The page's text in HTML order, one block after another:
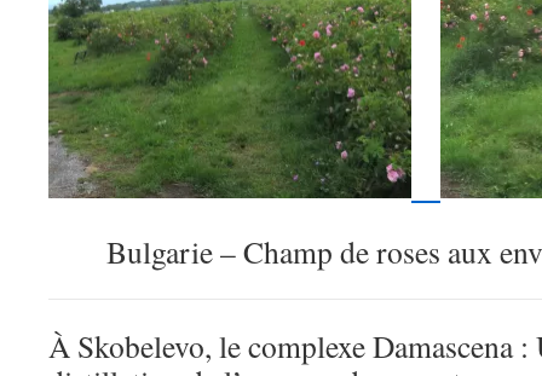
Bulgarie – Champ de roses aux
À Skobelevo, le complexe Damascena :